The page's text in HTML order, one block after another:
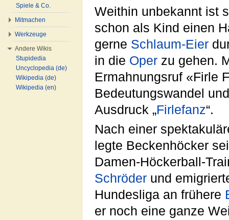
Weithin unbekannt ist
schon als Kind einen
gerne Schlaum-Eier
in die Oper zu gehen.
Ermahnungsruf «Firle
Bedeutungswandel
Ausdruck „Firlefanz“.
Nach einer
legte Beckenhöcker
Damen-Höckerball-
Schröder und
Hundesliga an frühere
er noch eine ganze
Spiele & Co.
Mitmachen
Werkzeuge
Andere Wikis
Stupidedia
Uncyclopedia (de)
Wikipedia (de)
Wikipedia (en)